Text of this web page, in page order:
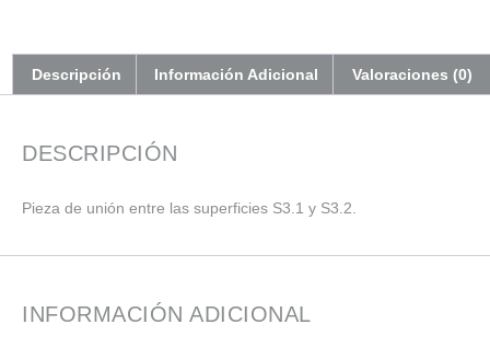
Descripción Información Adicional Valoraciones (0)
DESCRIPCIÓN
Pieza de unión entre las superficies S3.1 y S3.2.
INFORMACIÓN ADICIONAL